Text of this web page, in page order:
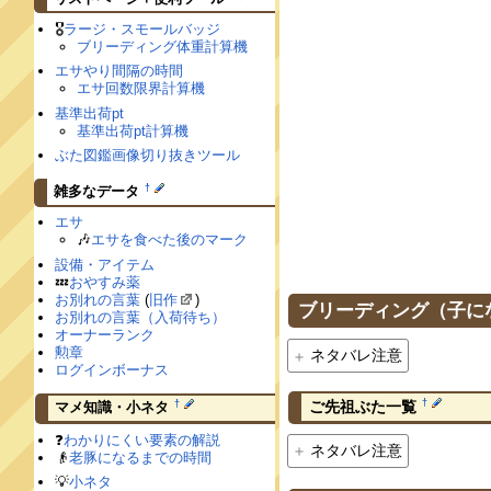
ブリーディング（子に
ネタバレ注意
ご先祖ぶた一覧 †
ネタバレ注意
🎖ラージ・スモールバッジ
ブリーディング体重計算機
エサやり間隔の時間
エサ回数限界計算機
基準出荷pt
基準出荷pt計算機
ぶた図鑑画像切り抜きツール
雑多なデータ †
エサ
🎶エサを食べた後のマーク
設備・アイテム
💤おやすみ薬
お別れの言葉 (旧作
)
お別れの言葉（入荷待ち）
オーナーランク
勲章
ログインボーナス
マメ知識・小ネタ †
❓わかりにくい要素の解説
👴老豚になるまでの時間
💡小ネタ